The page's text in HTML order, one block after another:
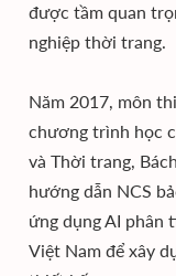
được tầm quan
nghiệp thời trang.
Năm 2017, môn
chương trình học
và Thời trang,
hướng dẫn NCS
ứng dụng AI phân
Việt Nam để xây